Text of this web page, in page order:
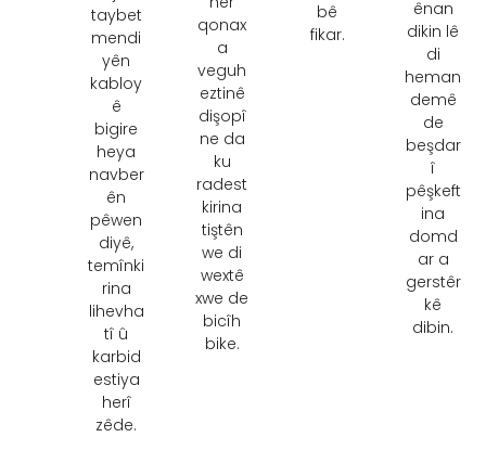
taybet
mendi
yên
kabloy
ê
bigire
heya
navber
ên
pêwen
diyê,
temînki
rina
lihevha
tî û
karbid
estiya
herî
zêde.
qonax
a
veguh
eztinê
dişopî
ne da
ku
radest
kirina
tiştên
we di
wextê
xwe de
bicîh
bike.
bê
fikar.
ênan
dikin lê
di
heman
demê
de
beşdar
î
pêşkeft
ina
domd
ar a
gerstêr
kê
dibin.